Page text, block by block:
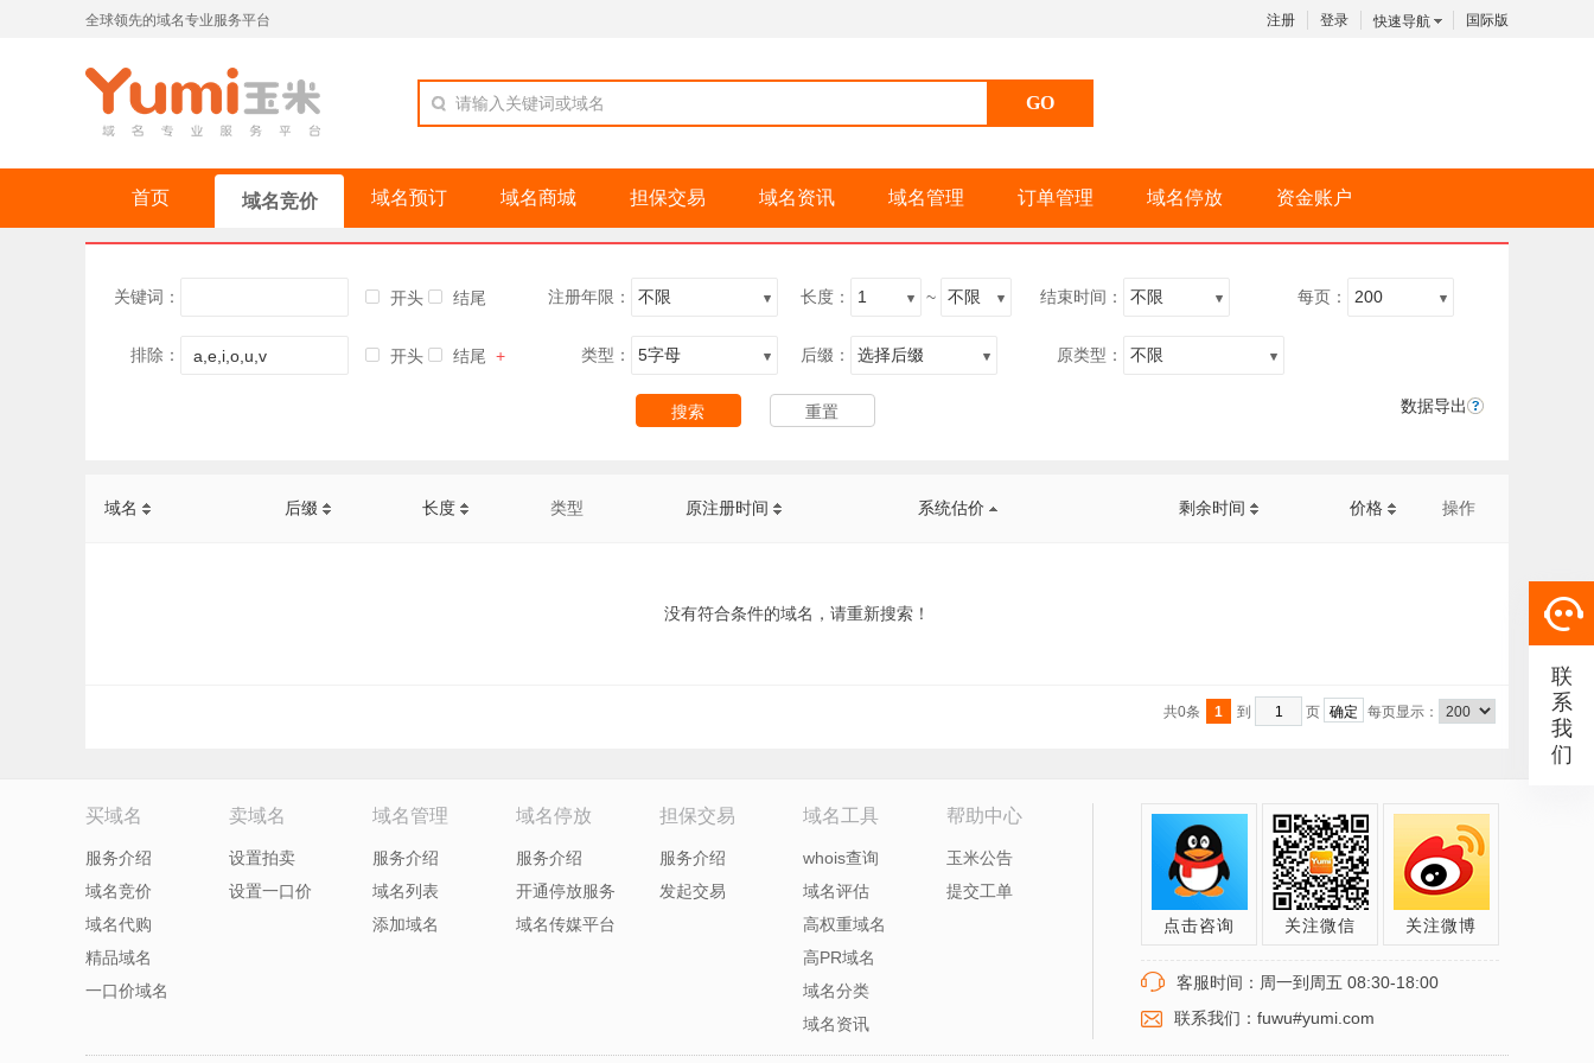
全球领先的域名专业服务平台 注册 登录 快速导航 国际版
请输入关键词或域名
首页 域名竞价 域名预订 域名商城 担保交易 域名资讯 域名管理 订单管理 域名停放 资金账户
关键词： 开头 结尾 注册年限： 长度： ~ 结束时间： 每页：
排除： 开头 结尾 + 类型： 后缀： 原类型：
数据导出
域名 后缀 长度 类型 原注册时间 系统估价 剩余时间 价格 操作
没有符合条件的域名，请重新搜索！
共0条 1 到 页 每页显示：
买域名
服务介绍
域名竞价
域名代购
精品域名
一口价域名
卖域名
设置拍卖
设置一口价
域名管理
服务介绍
域名列表
添加域名
域名停放
服务介绍
开通停放服务
域名传媒平台
担保交易
服务介绍
发起交易
域名工具
whois查询
域名评估
高权重域名
高PR域名
域名分类
域名资讯
帮助中心
玉米公告
提交工单
点击咨询
关注微信 关注微博
客服时间：周一到周五 08:30-18:00
联系我们：fuwu#yumi.com
联
系
我
们